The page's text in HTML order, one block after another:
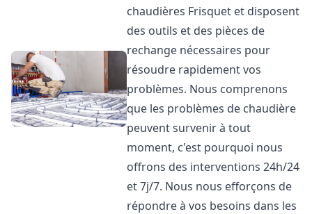
chaudières Frisquet et disposent
des outils et des pièces de
rechange nécessaires pour
résoudre rapidement vos
problèmes. Nous comprenons
que les problèmes de chaudière
peuvent survenir à tout
moment, c'est pourquoi nous
offrons des interventions 24h/24
et 7j/7. Nous nous efforçons de
répondre à vos besoins dans les